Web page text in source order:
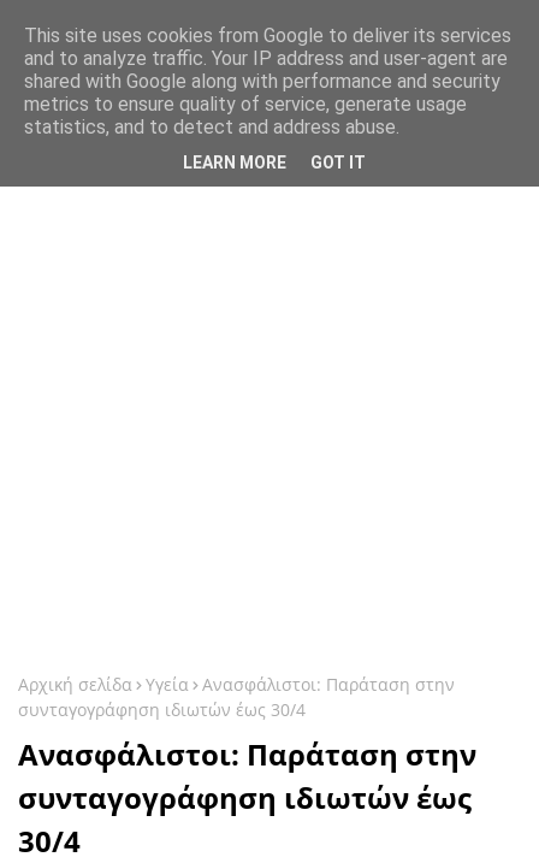
Αρχική σελίδα Υγεία Ανασφάλιστοι: Παράταση στην
συνταγογράφηση ιδιωτών έως 30/4
Ανασφάλιστοι: Παράταση στην
συνταγογράφηση ιδιωτών έως
30/4
This site uses cookies from Google to deliver its services
and to analyze traffic. Your IP address and user-agent are
shared with Google along with performance and security
metrics to ensure quality of service, generate usage
statistics, and to detect and address abuse.
LEARN MORE GOT IT